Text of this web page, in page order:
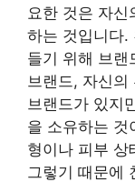
요한 것은 자신
하는 것입니다.
들기 위해 브랜
브랜드, 자신
브랜드가 있지
을 소유하는 것
형이나 피부 상
그렇기 때문에